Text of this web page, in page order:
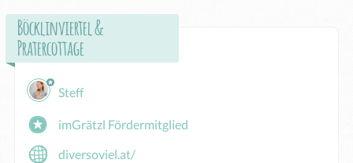
Böcklinviertel &
Pratercottage
Steff
imGrätzl Fördermitglied
diversoviel.at/